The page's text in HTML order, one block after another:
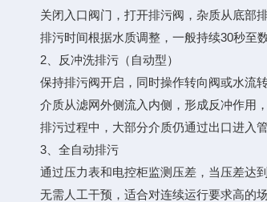
关闭入口阀门，打开排污阀，杂质从底部排
排污时间根据水质调整，一般持续30秒至数
2、反冲洗排污（自动型）
保持排污阀开启，同时操作转向阀或水流转
介质从滤网外侧流入内侧，形成反冲作用，
排污过程中，大部分介质仍通过出口进入管
3、全自动排污
通过压力表和电控柜监测压差，当压差达到
无需人工干预，适合对连续运行要求高的场